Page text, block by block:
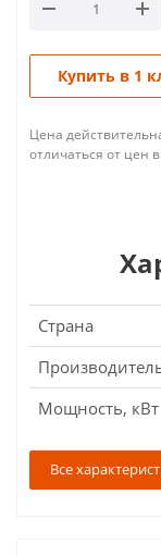
Купить в 1
Цена
отличаться от цен
Страна
Мощность, кВт
Все